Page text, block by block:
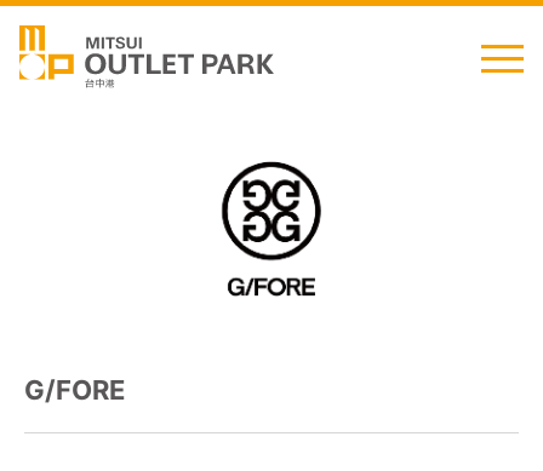
最新消息
G/FORE